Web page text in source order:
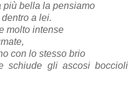
più bella la pensiamo
a lei.
molto intense
con lo stesso brio
schiude gli ascosi boccioli